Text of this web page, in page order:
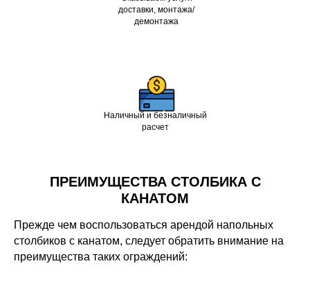
доставки, монтажа/
демонтажа
Наличный и безналичный
расчет
ПРЕИМУЩЕСТВА СТОЛБИКА С
КАНАТОМ
Прежде чем воспользоваться арендой напольных
столбиков с канатом, следует обратить внимание на
преимущества таких ограждений: